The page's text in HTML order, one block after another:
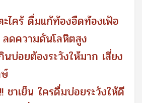
ะไคร้ ดื่มแก้ท้องอืดท้องเฟ้อ
ดความดันโลหิตสูง
นบ่อยต้องระวังให้มาก เสี่ยง
ชาเย็น ใครดื่มบ่อยระวังให้ดี